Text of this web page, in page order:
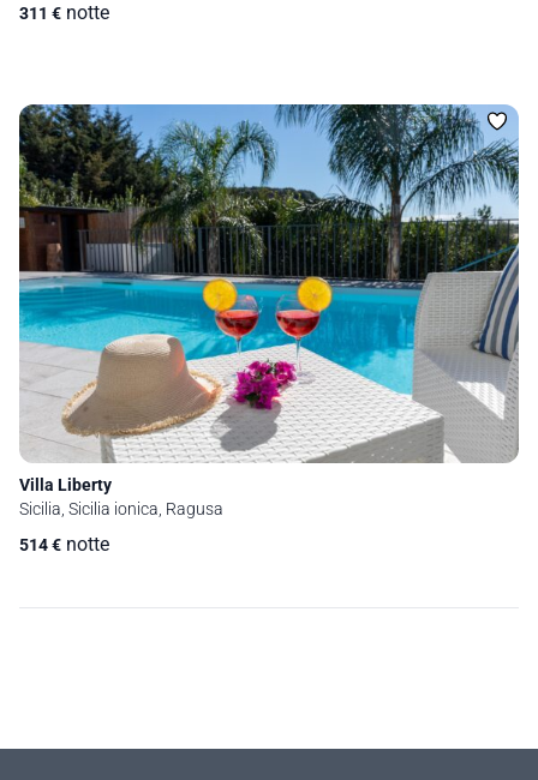
311 € notte
Villa Liberty
Sicilia, Sicilia ionica, Ragusa
514€ notte